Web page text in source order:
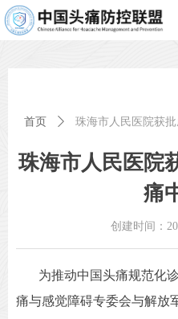
首页 ꄲ 珠海市人民医院获
珠海市人民医院
痛
创建时间：
为推动中国头痛规范化
痛与感觉障碍专委会与解放